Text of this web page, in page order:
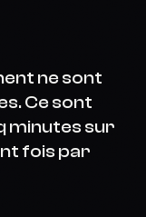
ne sont
Ce sont
minutes sur
fois par